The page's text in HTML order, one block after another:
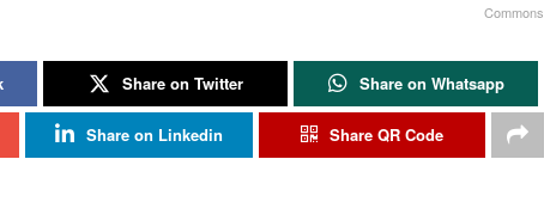
Commons
Share on Twitter Share on Whatsapp
Share on Linkedin Share QR Code